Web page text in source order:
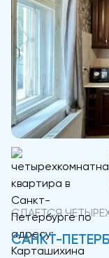
СДАЕТСЯ
САНКТ-